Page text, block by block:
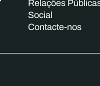
Relações
Social
Contacte-nos